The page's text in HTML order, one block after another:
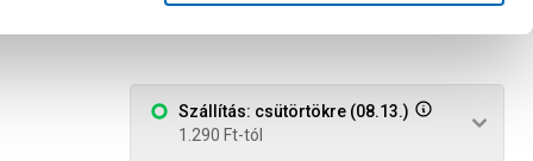
Szállítás: csütörtökre (08.13.)
1.290 Ft-tól